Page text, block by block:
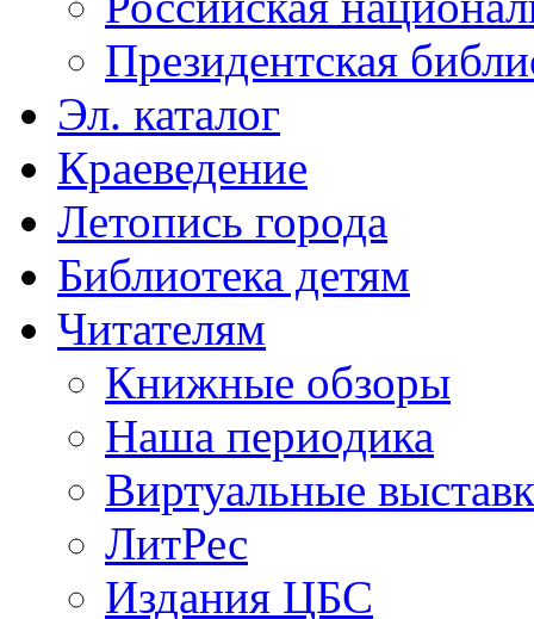
Президентская
Эл. каталог
Краеведение
Летопись города
Библиотека детям
Читателям
Книжные обзоры
Наша периодика
Виртуальные
ЛитРес
Издания ЦБС